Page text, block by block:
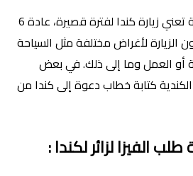
الحصول على تأشيرة مؤقتة تعني زيارة كندا لفترة قصيرة، عادة 6
لأغراض مختلفة مثل السياحة
أو العمل وما إلى ذلك. في بعض
كتابة خطاب دعوة إلى كندا من
الفيزا لزائر لكندا: